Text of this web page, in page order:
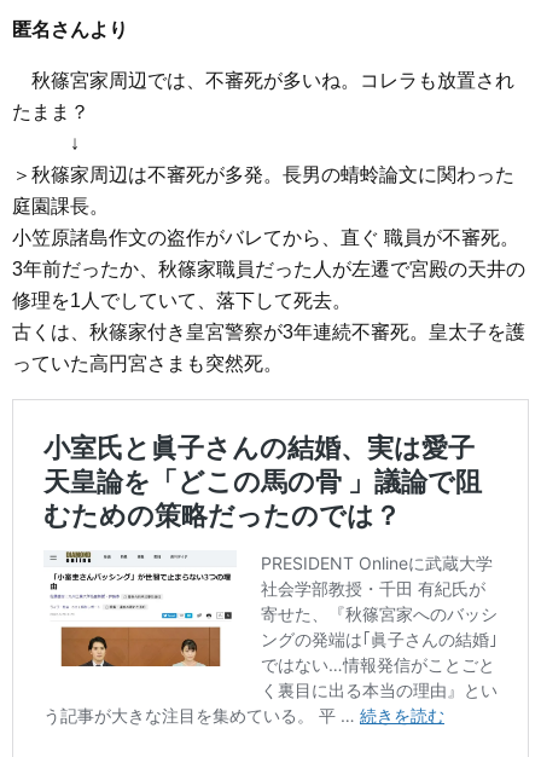
匿名さんより
秋篠宮家周辺では、不審死が多いね。コレラも放置され
たまま？
↓
＞秋篠家周辺は不審死が多発。長男の蜻蛉論文に関わった
庭園課長。
小笠原諸島作文の盗作がバレてから、直ぐ 職員が不審死。
3年前だったか、秋篠家職員だった人が左遷で宮殿の天井の
修理を1人でしていて、落下して死去。
古くは、秋篠家付き皇宮警察が3年連続不審死。皇太子を護
っていた高円宮さまも突然死。